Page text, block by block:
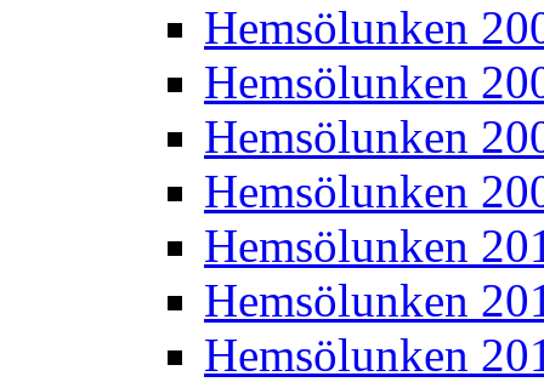
Hemsölunken
Hemsölunken
Hemsölunken
Hemsölunken
Hemsölunken
Hemsölunken
Hemsölunken